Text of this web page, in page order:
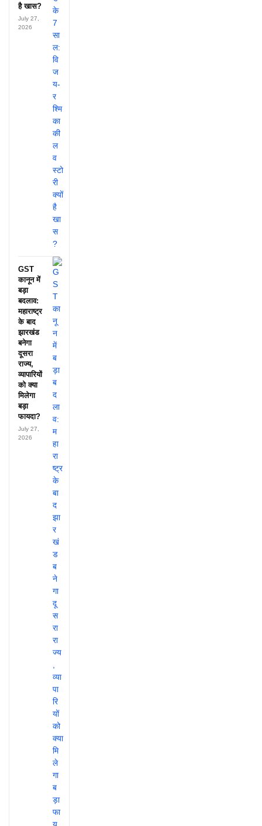
है खास?
July 27,
2026
GST
कानून में
बड़ा
बदलाव:
महाराष्ट्र
के बाद
झारखंड
बनेगा
दूसरा
राज्य,
व्यापारियों
को क्या
मिलेगा
बड़ा
फायदा?
July 27,
2026